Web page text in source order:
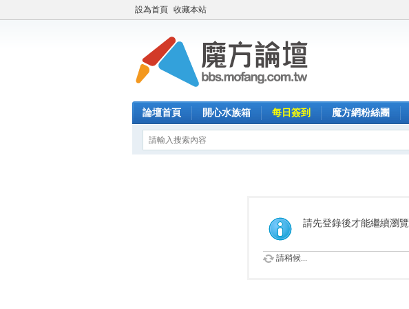
設為首頁 收藏本站
論壇首頁 開心水族箱 每日簽到 魔方網粉絲團
請先登錄後才能繼續瀏覽
請稍候...